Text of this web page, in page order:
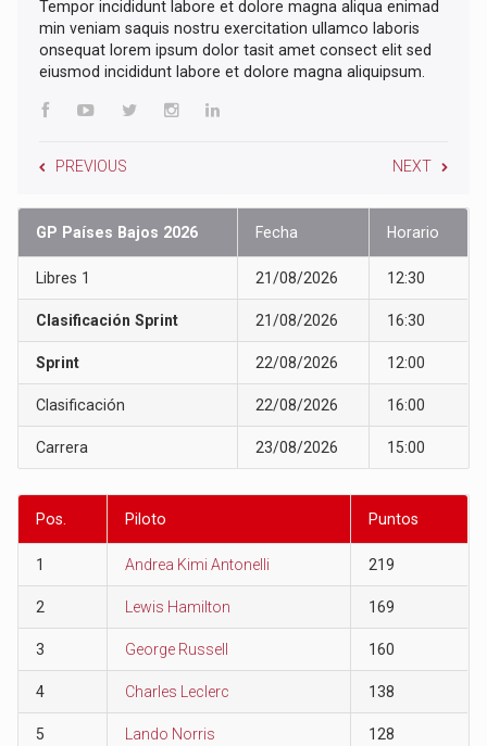
Tempor incididunt labore et dolore magna aliqua enimad
min veniam saquis nostru exercitation ullamco laboris
onsequat lorem ipsum dolor tasit amet consect elit sed
eiusmod incididunt labore et dolore magna aliquipsum.
PREVIOUS NEXT
GP Países Bajos 2026 Fecha Horario
Libres 1 21/08/2026 12:30
Clasificación Sprint 21/08/2026 16:30
Sprint 22/08/2026 12:00
Clasificación 22/08/2026 16:00
Carrera 23/08/2026 15:00
Pos. Piloto Puntos
1 Andrea Kimi Antonelli 219
2 Lewis Hamilton 169
3 George Russell 160
4 Charles Leclerc 138
5 Lando Norris 128